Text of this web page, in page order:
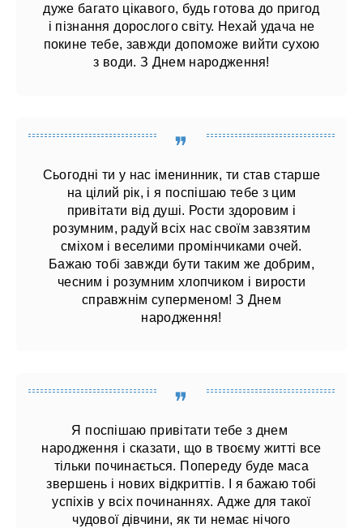
дуже багато цікавого, будь готова до пригод
і пізнання дорослого світу. Нехай удача не
покине тебе, завжди допоможе вийти сухою
з води. З Днем народження!
Сьогодні ти у нас іменинник, ти став старше
на цілий рік, і я поспішаю тебе з цим
привітати від душі. Рости здоровим і
розумним, радуй всіх нас своїм завзятим
сміхом і веселими промінчиками очей.
Бажаю тобі завжди бути таким же добрим,
чесним і розумним хлопчиком і вирости
справжнім суперменом! З Днем
народження!
Я поспішаю привітати тебе з днем ​​
народження і сказати, що в твоєму житті все
тільки починається. Попереду буде маса
звершень і нових відкриттів. І я бажаю тобі
успіхів у всіх починаннях. Адже для такої
чудової дівчини, як ти немає нічого